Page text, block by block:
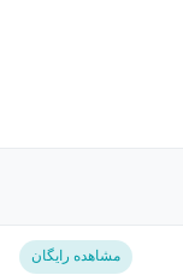
مشاهده رایگان